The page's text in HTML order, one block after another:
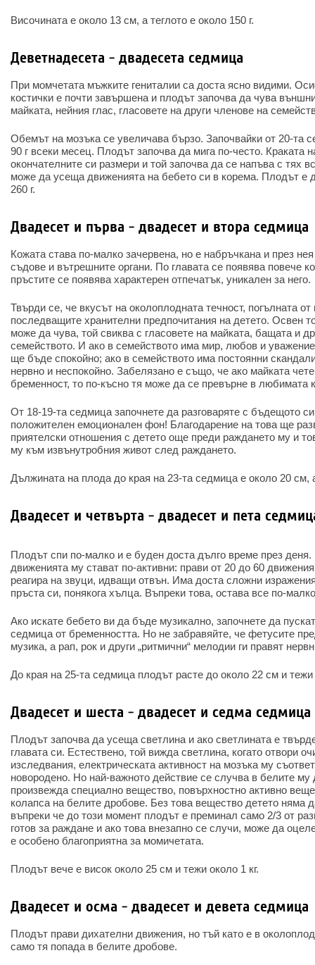
Височината е около 13 см, а теглото е около 150 г.
Деветнадесета - двадесета седмица
При момчетата мъжките гениталии са доста ясно видими.
костички е почти завършена и плодът започва да чува
майката, нейния глас, гласовете на други членове на
Обемът на мозъка се увеличава бързо. Започвайки от 20-та
90 г всеки месец. Плодът започва да мига по-често. Краката
окончателните си размери и той започва да се напъва с тях
може да усеща движенията на бебето си в корема. Плодът е
260 г.
Двадесет и първа - двадесет и втора седмица
Кожата става по-малко зачервена, но е набръчкана и през
съдове и вътрешните органи. По главата се появява повече
пръстите се появява характерен отпечатък, уникален за него.
Твърди се, че вкусът на околоплодната течност, погълната
последващите хранителни предпочитания на детето. Освен
може да чува, той свиква с гласовете на майката, бащата и
семейството. И ако в семейството има мир, любов и
ще бъде спокойно; ако в семейството има постоянни
нервно и неспокойно. Забелязано е също, че ако майката
бременност, то по-късно тя може да се превърне в любимата
От 18-19-та седмица започнете да разговаряте с бъдещото
положителен емоционален фон! Благодарение на това ще
приятелски отношения с детето още преди раждането му и
му към извънутробния живот след раждането.
Дължината на плода до края на 23-та седмица е около 20 см, а
Двадесет и четвърта - двадесет и пета
Плодът спи по-малко и е буден доста дълго време през деня.
движенията му стават по-активни: прави от 20 до 60
реагира на звуци, идващи отвън. Има доста сложни
пръста си, понякога хълца. Въпреки това, остава все по-
Ако искате бебето ви да бъде музикално, започнете да
седмица от бременността. Но не забравяйте, че фетусите
музика, а рап, рок и други „ритмични“ мелодии ги правят
До края на 25-та седмица плодът расте до около 22 см и тежи
Двадесет и шеста - двадесет и седма седмица
Плодът започва да усеща светлина и ако светлината е
главата си. Естествено, той вижда светлина, когато отвори
изследвания, електрическата активност на мозъка му
новородено. Но най-важното действие се случва в белите
произвежда специално вещество, повърхностно активно
колапса на белите дробове. Без това вещество детето
въпреки че до този момент плодът е преминал само 2/3 от
готов за раждане и ако това внезапно се случи, може да
е особено благоприятна за момичетата.
Плодът вече е висок около 25 см и тежи около 1 кг.
Двадесет и осма - двадесет и девета седмица
Плодът прави дихателни движения, но тъй като е в
само тя попада в белите дробове.